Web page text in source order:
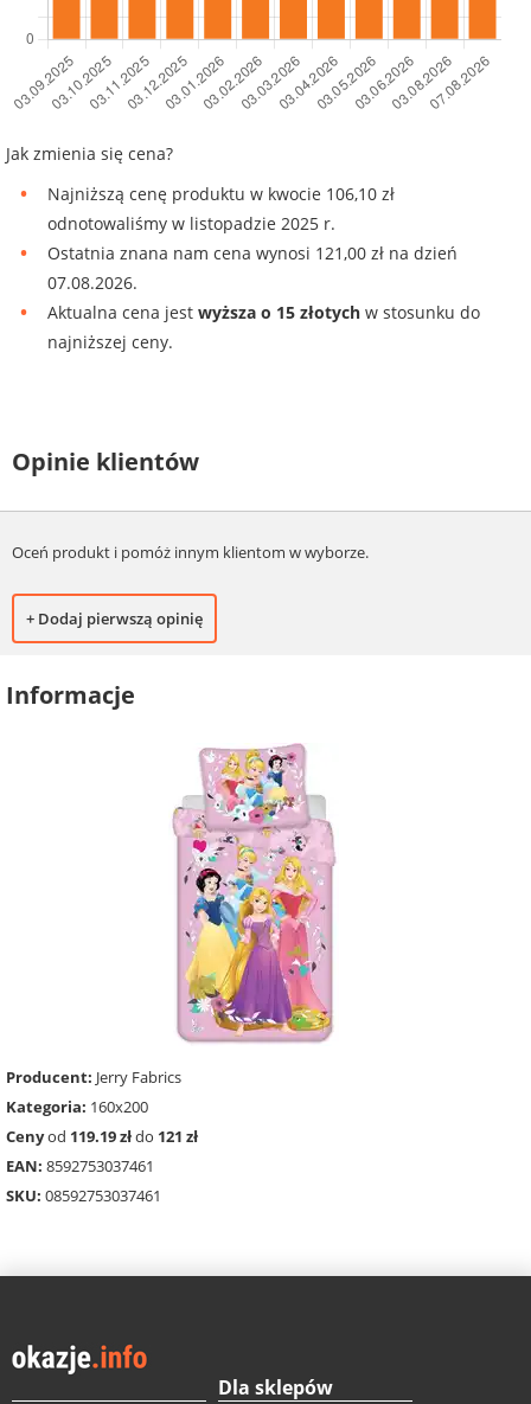
Jak zmienia się cena?
Najniższą cenę produktu w kwocie 106,10 zł
odnotowaliśmy w listopadzie 2025 r.
Ostatnia znana nam cena wynosi 121,00 zł na dzień
07.08.2026.
Aktualna cena jest wyższa o 15 złotych w stosunku do
najniższej ceny.
Opinie klientów
Oceń produkt i pomóż innym klientom w wyborze.
+ Dodaj pierwszą opinię
Informacje
Producent: Jerry Fabrics
Kategoria: 160x200
Cenyod 119.19 złdo 121 zł
EAN: 8592753037461
SKU: 08592753037461
Dla sklepów